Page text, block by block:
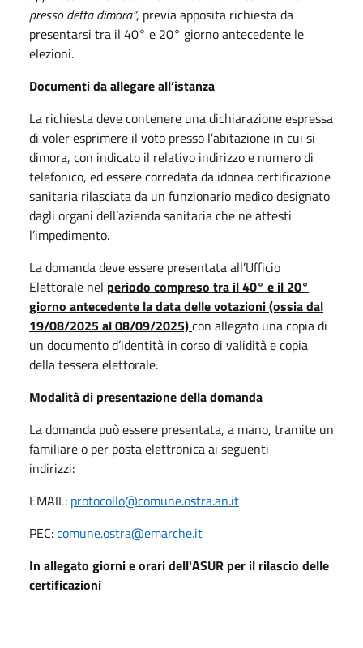
presso detta dimora”, previa apposita richiesta da
presentarsi tra il 40° e 20° giorno antecedente le
elezioni.
Documenti da allegare all’istanza
La richiesta deve contenere una dichiarazione espressa
di voler esprimere il voto presso l’abitazione in cui si
dimora, con indicato il relativo indirizzo e numero di
telefonico, ed essere corredata da idonea certificazione
sanitaria rilasciata da un funzionario medico designato
dagli organi dell’azienda sanitaria che ne attesti
l’impedimento.
La domanda deve essere presentata all’Ufficio
Elettorale nel periodo compreso tra il 40° e il 20°
giorno antecedente la data delle votazioni (ossia dal
19/08/2025 al 08/09/2025)con allegato una copia di
un documento d’identità in corso di validità e copia
della tessera elettorale.
Modalità di presentazione della domanda
La domanda può essere presentata, a mano, tramite un
familiare o per posta elettronica ai seguenti
indirizzi:
EMAIL: protocollo@comune.ostra.an.it
PEC:comune.ostra@emarche.it
In allegato giorni e orari dell'ASUR per il rilascio delle
certificazioni